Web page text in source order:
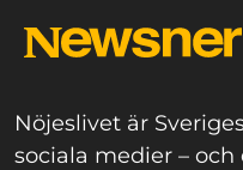
Nöjeslivet är
sociala medier –